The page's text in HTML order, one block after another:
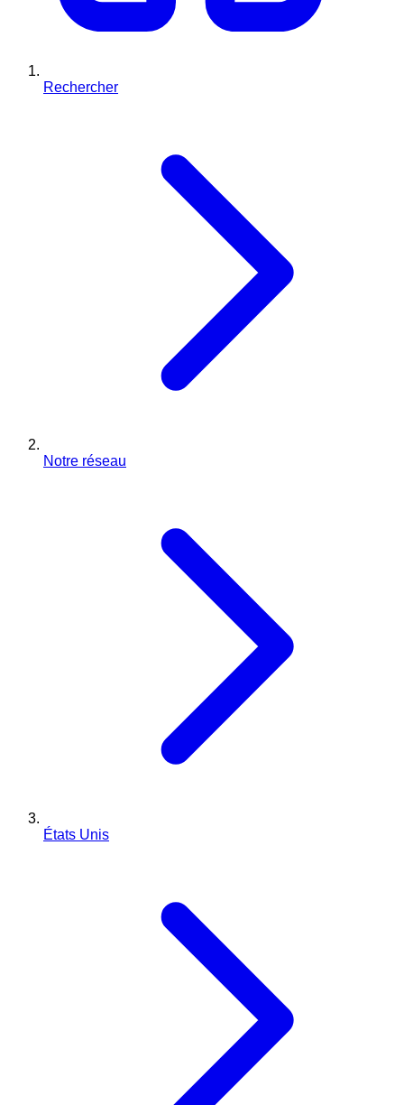
Rechercher
Notre réseau
États Unis